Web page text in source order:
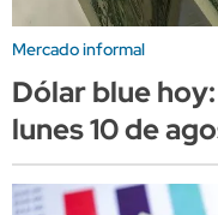
Mercado informal
Dólar blue
lunes 10 de